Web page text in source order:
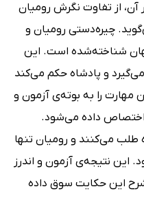
از تفاوت نگرش رومیان
چیره‌دستی رومیان و
شناخته‌شده است. این
می‌گیرد و پادشاه حکم می‌کند
مهارت را به بوته‌ی آزمون و
داده می‌شود.
طلب می‌کنند و رومیان تنها
نتیجه‌ی آزمون و اندرز
شرح این حکایت سوق داده